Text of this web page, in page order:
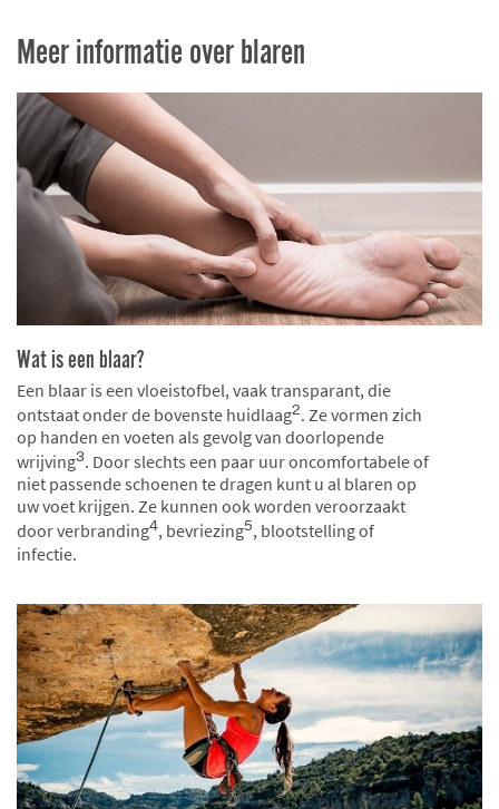
Meer informatie over blaren
Wat is een blaar?
Een blaar is een vloeistofbel, vaak transparant, die
ontstaat onder de bovenste huidlaag2. Ze vormen zich
op handen en voeten als gevolg van doorlopende
wrijving3. Door slechts een paar uur oncomfortabele of
niet passende schoenen te dragen kunt u al blaren op
uw voet krijgen. Ze kunnen ook worden veroorzaakt
door verbranding4, bevriezing5, blootstelling of
infectie.